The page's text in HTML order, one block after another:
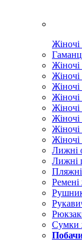
Жіночі
Жіночі
Жіночі
Жіночі
Лижні
Лижні
Пляжні
Ремені
Сумки